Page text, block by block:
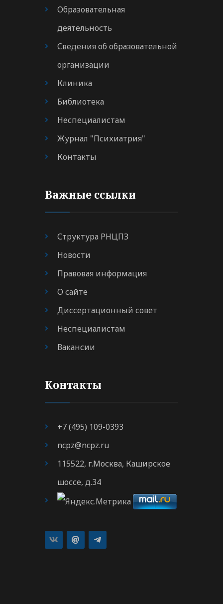
Образовательная
деятельность
Сведения об образовательной
организации
Клиника
Библиотека
Неспециалистам
Журнал "Психиатрия"
Контакты
Важные ссылки
Структура РНЦПЗ
Новости
Правовая информация
О сайте
Диссертационный совет
Неспециалистам
Вакансии
Контакты
+7 (495) 109-0393
ncpz@ncpz.ru
115522, г.Москва, Каширское
шоссе, д.34